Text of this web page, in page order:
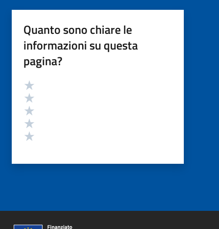
Quanto sono chiare le
informazioni su questa
pagina?
Valutazione